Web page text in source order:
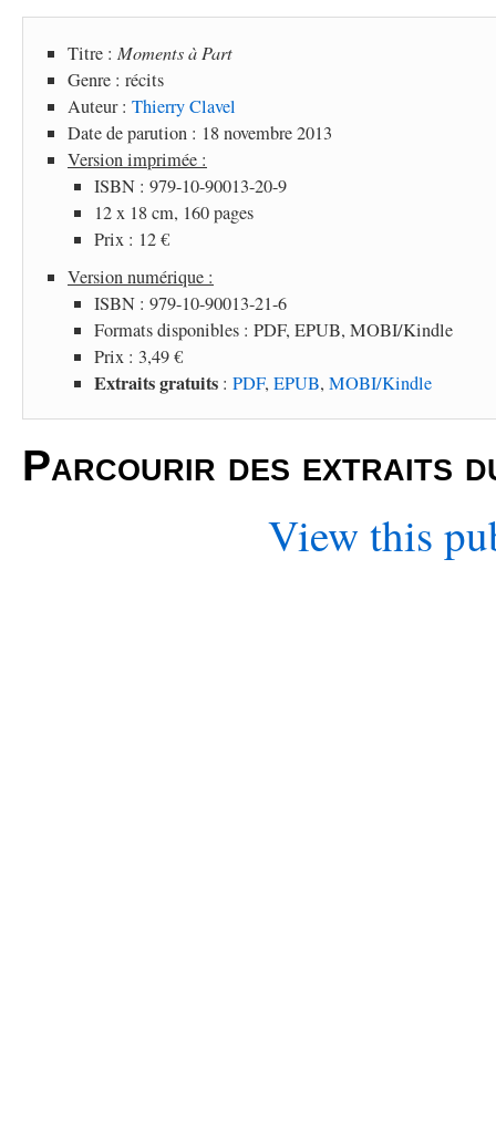
Titre : Moments à Part
Genre : récits
Auteur : Thierry Clavel
Date de parution : 18 novembre 2013
Version imprimée :
ISBN : 979-10-90013-20-9
12 x 18 cm, 160 pages
Prix : 12 €
Version numérique :
ISBN : 979-10-90013-21-6
Formats disponibles : PDF, EPUB, MOBI/Kindle
Prix : 3,49 €
Extraits gratuits : PDF, EPUB, MOBI/Kindle
Parcourir des extraits
View this